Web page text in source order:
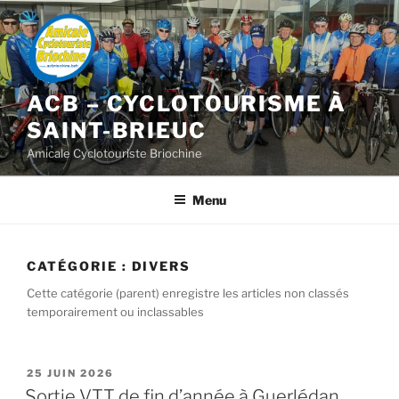
Aller
au
contenu
principal
ACB – CYCLOTOURISME À
SAINT-BRIEUC
Amicale Cyclotouriste Briochine
Menu
CATÉGORIE : DIVERS
Cette catégorie (parent) enregistre les articles non classés
temporairement ou inclassables
PUBLIÉ
LE
25 JUIN 2026